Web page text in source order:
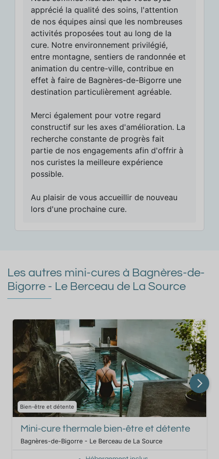
apprécié la qualité des soins, l'attention
de nos équipes ainsi que les nombreuses
activités proposées tout au long de la
cure. Notre environnement privilégié,
entre montagne, sentiers de randonnée et
animation du centre-ville, contribue en
effet à faire de Bagnères-de-Bigorre une
destination particulièrement agréable.
Merci également pour votre regard
constructif sur les axes d'amélioration. La
recherche constante de progrès fait
partie de nos engagements afin d'offrir à
nos curistes la meilleure expérience
possible.
Au plaisir de vous accueillir de nouveau
lors d'une prochaine cure.
Les autres mini-cures à Bagnères-de-
Bigorre - Le Berceau de La Source
Bien-être et détente
Mini-cure thermale bien-être et détente
Bagnères-de-Bigorre - Le Berceau de La Source